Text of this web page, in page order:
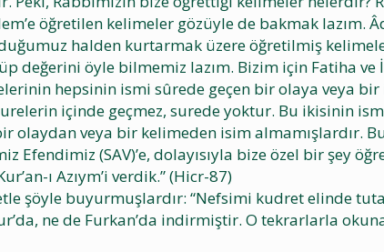
öğretilen kelimeler gözüyle de bakmak lazım.
halden kurtarmak üzere öğretilmiş
değerini öyle bilmemiz lazım. Bizim için Fatiha ve
hepsinin ismi sûrede geçen bir olaya veya bir
içinde geçmez, surede yoktur. Bu ikisinin
olaydan veya bir kelimeden isim almamışlardır.
Efendimiz (SAV)’e, dolayısıyla bize özel bir şey
ı Azıym’i verdik.” (Hicr-87)
şöyle buyurmuşlardır: “Nefsimi kudret elinde
ne de Furkan’da indirmiştir. O tekrarlarla